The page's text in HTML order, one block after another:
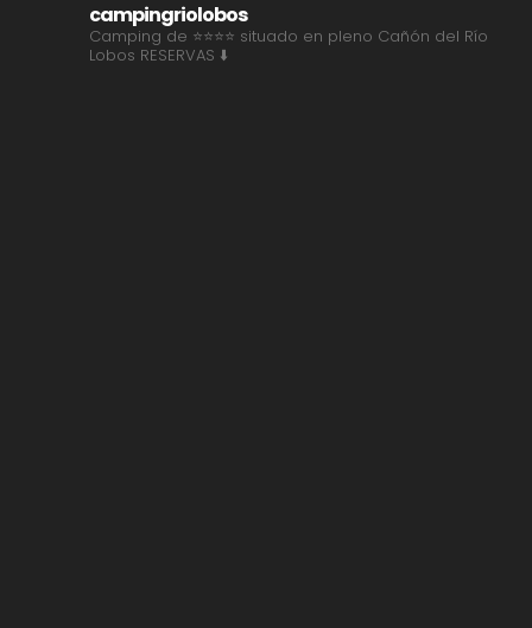
campingriolobos
Camping de ⭐⭐⭐⭐ situado en pleno Cañón del Río
Lobos RESERVAS ⬇️